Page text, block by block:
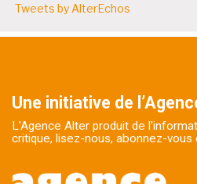
Tweets by AlterEchos
Une initiative de
L'Agence Alter produit de
critique, lisez-nous, abonnez-